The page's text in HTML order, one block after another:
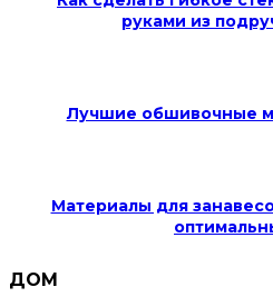
руками из
Лучшие обшивочные
Материалы для
ДОМ